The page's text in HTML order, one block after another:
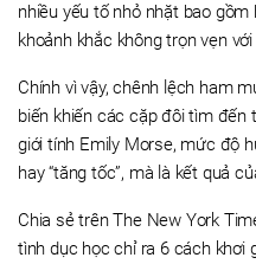
nhiều yếu tố nhỏ nhặt bao
khoảnh khắc không trọn vẹn
Chính vì vậy, chênh lệch ham
biến khiến các cặp đôi tìm đến
giới tính Emily Morse, mức độ
hay “tăng tốc”, mà là kết quả
Chia sẻ trên The New York
tình dục học chỉ ra 6 cách khơi